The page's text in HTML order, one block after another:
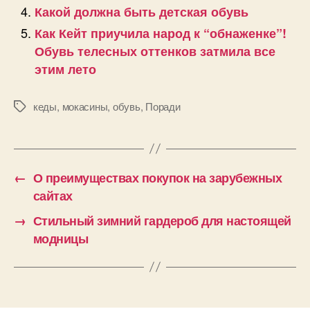
Какой должна быть детская обувь
Как Кейт приучила народ к “обнаженке”!
Обувь телесных оттенков затмила все
этим лето
Позначки
кеды, мокасины, обувь, Поради
← О преимуществах покупок на зарубежных
сайтах
→ Стильный зимний гардероб для настоящей
модницы